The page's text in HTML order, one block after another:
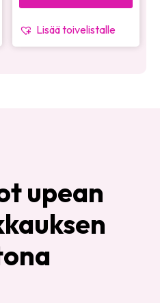
Lisää toivelistalle
upean